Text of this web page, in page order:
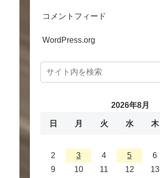
コメントフィード
WordPress.org
2026年8月
日 月 火 水 木
2
3 4 5 6
9
10 11 12 13